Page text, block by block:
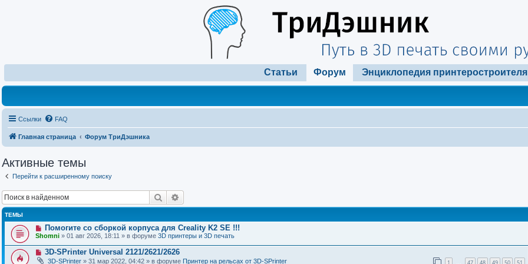
Статьи Форум Энциклопедия принтеростроителя
Ссылки FAQ
Главная страница Форум ТриДэшника
Активные темы
Перейти к расширенному поиску
Поиск
ТЕМЫ
Н
о
в
о
е
с
Помогите со сборкой корпуса для Creality K2 SE !!!
Shomni » 01 авг 2026, 18:11 » в форуме 3D принтеры и 3D печать
Н3D-SPrinter Universal 2121/2621/2626
3D-SPrinter » 31 мар 2022, 04:42 » в форуме Принтер на рельсах от 3D-SPrinter